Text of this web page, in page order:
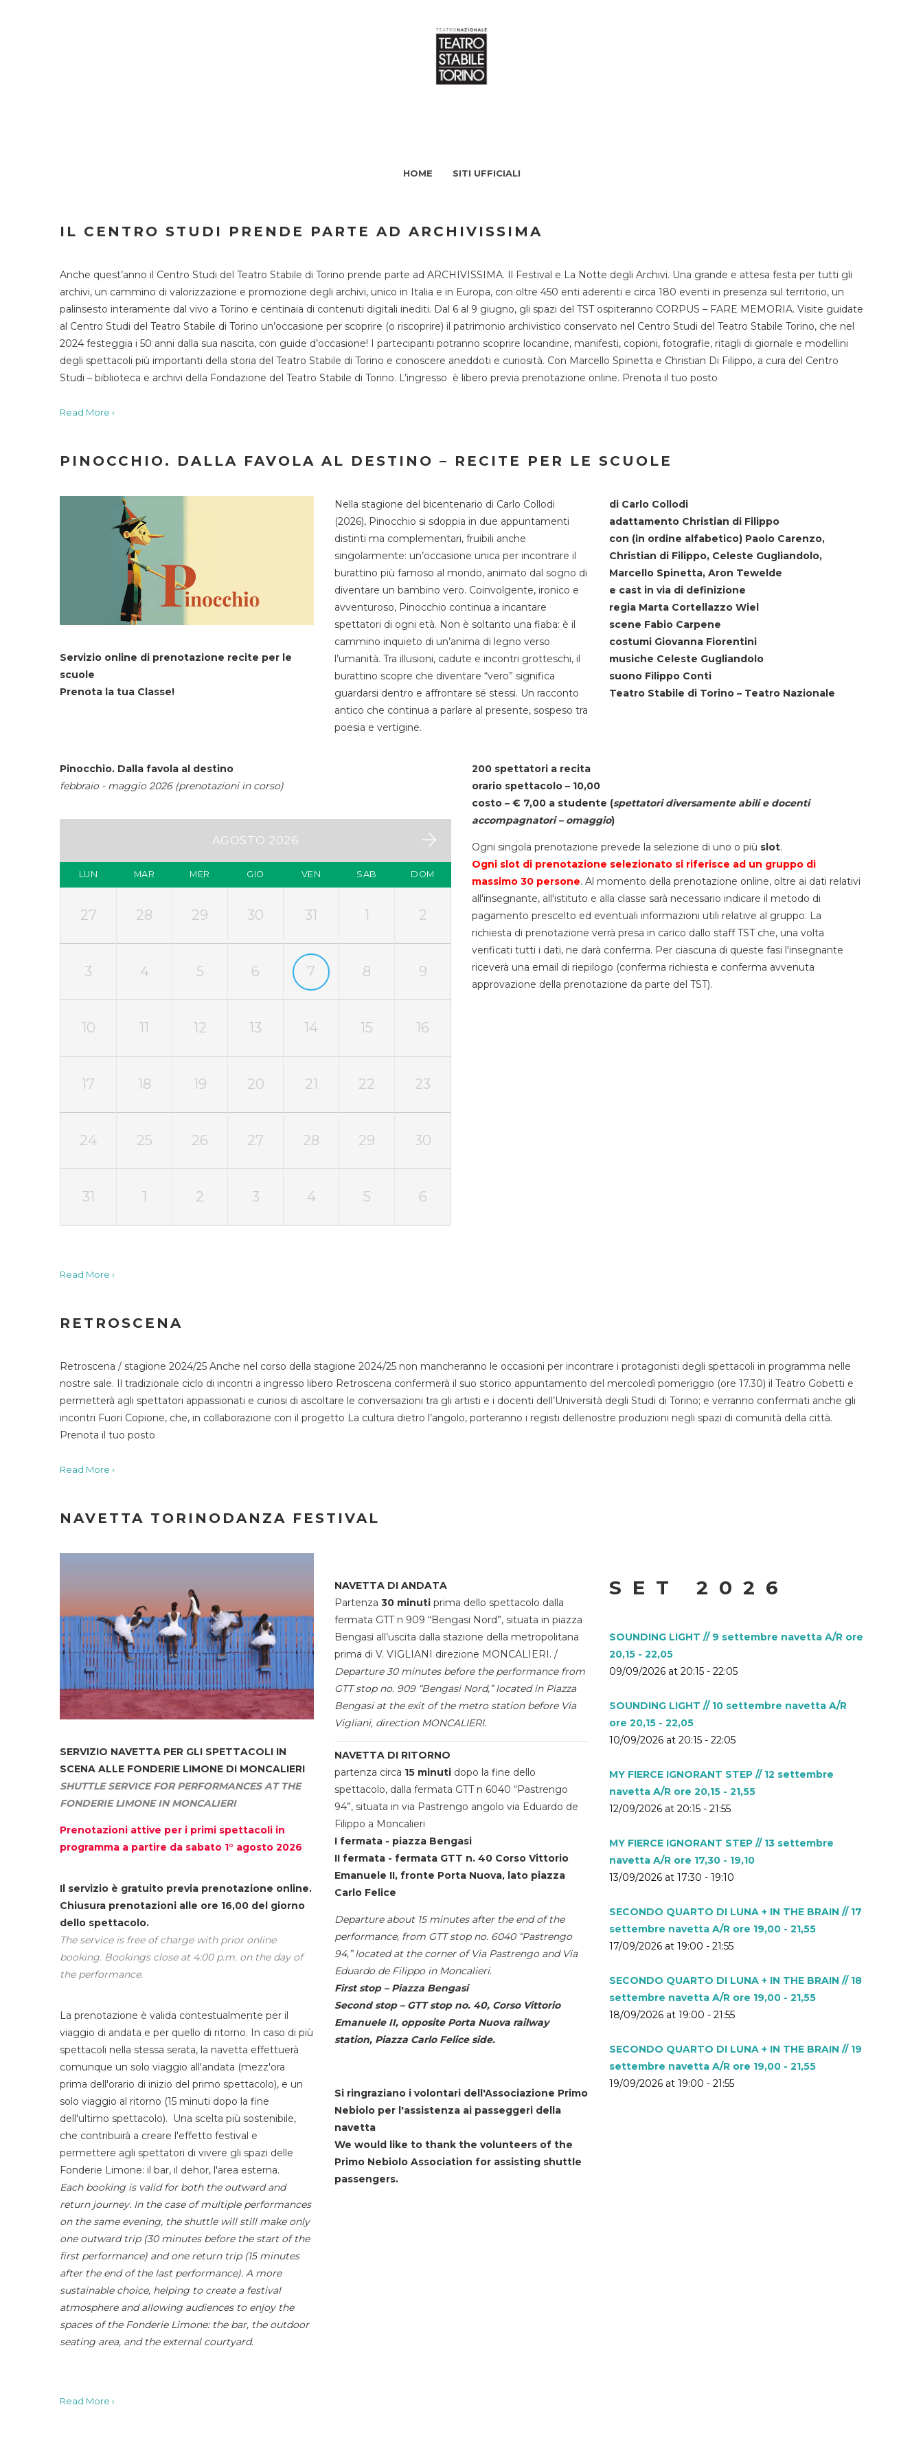
HOME SITI UFFICIALI
IL CENTRO STUDI PRENDE PARTE AD ARCHIVISSIMA
Anche quest’anno il Centro Studi del Teatro Stabile di Torino prende parte ad ARCHIVISSIMA. Il Festival e La Notte degli Archivi. Una grande e attesa festa per tutti gli
archivi, un cammino di valorizzazione e promozione degli archivi, unico in Italia e in Europa, con oltre 450 enti aderenti e circa 180 eventi in presenza sul territorio, un
palinsesto interamente dal vivo a Torino e centinaia di contenuti digitali inediti. Dal 6 al 9 giugno, gli spazi del TST ospiteranno CORPUS – FARE MEMORIA. Visite guidate
al Centro Studi del Teatro Stabile di Torino un’occasione per scoprire (o riscoprire) il patrimonio archivistico conservato nel Centro Studi del Teatro Stabile Torino, che nel
2024 festeggia i 50 anni dalla sua nascita, con guide d’occasione! I partecipanti potranno scoprire locandine, manifesti, copioni, fotografie, ritagli di giornale e modellini
degli spettacoli più importanti della storia del Teatro Stabile di Torino e conoscere aneddoti e curiosità. Con Marcello Spinetta e Christian Di Filippo, a cura del Centro
Studi – biblioteca e archivi della Fondazione del Teatro Stabile di Torino. L’ingresso è libero previa prenotazione online. Prenota il tuo posto
Read More ›
PINOCCHIO. DALLA FAVOLA AL DESTINO – RECITE PER LE SCUOLE
Servizio online di prenotazione recite per le
scuole
Prenota la tua Classe!
Nella stagione del bicentenario di Carlo Collodi
(2026), Pinocchio si sdoppia in due appuntamenti
distinti ma complementari, fruibili anche
singolarmente: un’occasione unica per incontrare il
burattino più famoso al mondo, animato dal sogno di
diventare un bambino vero. Coinvolgente, ironico e
avventuroso, Pinocchio continua a incantare
spettatori di ogni età. Non è soltanto una fiaba: è il
cammino inquieto di un’anima di legno verso
l’umanità. Tra illusioni, cadute e incontri grotteschi, il
burattino scopre che diventare “vero” significa
guardarsi dentro e affrontare sé stessi. Un racconto
antico che continua a parlare al presente, sospeso tra
poesia e vertigine.
di Carlo Collodi
adattamento Christian di Filippo
con (in ordine alfabetico) Paolo Carenzo,
Christian di Filippo, Celeste Gugliandolo,
Marcello Spinetta, Aron Tewelde
e cast in via di definizione
regia Marta Cortellazzo Wiel
scene Fabio Carpene
costumi Giovanna Fiorentini
musiche Celeste Gugliandolo
suono Filippo Conti
Teatro Stabile di Torino – Teatro Nazionale
Pinocchio. Dalla favola al destino
febbraio - maggio 2026 (prenotazioni in corso)
AGOSTO 2026
LUN MAR MER GIO VEN SAB DOM
27 28 29 30 31 1 2
3 4 5 6 7 8 9
10 11 12 13 14 15 16
17 18 19 20 21 22 23
24 25 26 27 28 29 30
31 1 2 3 4 5 6
200 spettatori a recita
orario spettacolo – 10,00
costo – € 7,00 a studente (spettatori diversamente abili e docenti
accompagnatori – omaggio)
Ogni singola prenotazione prevede la selezione di uno o più slot.
Ogni slot di prenotazione selezionato si riferisce ad un gruppo di
massimo 30 persone. Al momento della prenotazione online, oltre ai dati relativi
all'insegnante, all'istituto e alla classe sarà necessario indicare il metodo di
pagamento prescelto ed eventuali informazioni utili relative al gruppo. La
richiesta di prenotazione verrà presa in carico dallo staff TST che, una volta
verificati tutti i dati, ne darà conferma. Per ciascuna di queste fasi l'insegnante
riceverà una email di riepilogo (conferma richiesta e conferma avvenuta
approvazione della prenotazione da parte del TST).
Read More ›
RETROSCENA
Retroscena / stagione 2024/25 Anche nel corso della stagione 2024/25 non mancheranno le occasioni per incontrare i protagonisti degli spettacoli in programma nelle
nostre sale. Il tradizionale ciclo di incontri a ingresso libero Retroscena confermerà il suo storico appuntamento del mercoledì pomeriggio (ore 17.30) il Teatro Gobetti e
permetterà agli spettatori appassionati e curiosi di ascoltare le conversazioni tra gli artisti e i docenti dell’Università degli Studi di Torino; e verranno confermati anche gli
incontri Fuori Copione, che, in collaborazione con il progetto La cultura dietro l’angolo, porteranno i registi dellenostre produzioni negli spazi di comunità della città.
Prenota il tuo posto
Read More ›
NAVETTA TORINODANZA FESTIVAL
SERVIZIO NAVETTA PER GLI SPETTACOLI IN
SCENA ALLE FONDERIE LIMONE DI MONCALIERI
SHUTTLE SERVICE FOR PERFORMANCES AT THE
FONDERIE LIMONE IN MONCALIERI
Prenotazioni attive per i primi spettacoli in
programma a partire da sabato 1° agosto 2026
Il servizio è gratuito previa prenotazione online.
Chiusura prenotazioni alle ore 16,00 del giorno
dello spettacolo.
The service is free of charge with prior online
booking. Bookings close at 4:00 p.m. on the day of
the performance.
La prenotazione è valida contestualmente per il
viaggio di andata e per quello di ritorno. In caso di più
spettacoli nella stessa serata, la navetta effettuerà
comunque un solo viaggio all'andata (mezz'ora
prima dell'orario di inizio del primo spettacolo), e un
solo viaggio al ritorno (15 minuti dopo la fine
dell'ultimo spettacolo). Una scelta più sostenibile,
che contribuirà a creare l'effetto festival e
permettere agli spettatori di vivere gli spazi delle
Fonderie Limone: il bar, il dehor, l'area esterna.
Each booking is valid for both the outward and
return journey. In the case of multiple performances
on the same evening, the shuttle will still make only
one outward trip (30 minutes before the start of the
first performance) and one return trip (15 minutes
after the end of the last performance). A more
sustainable choice, helping to create a festival
atmosphere and allowing audiences to enjoy the
spaces of the Fonderie Limone: the bar, the outdoor
seating area, and the external courtyard.
NAVETTA DI ANDATA
Partenza 30 minuti prima dello spettacolo dalla
fermata GTT n 909 “Bengasi Nord”, situata in piazza
Bengasi all’uscita dalla stazione della metropolitana
prima di V. VIGLIANI direzione MONCALIERI. /
Departure 30 minutes before the performance from
GTT stop no. 909 “Bengasi Nord,” located in Piazza
Bengasi at the exit of the metro station before Via
Vigliani, direction MONCALIERI.
NAVETTA DI RITORNO
partenza circa 15 minuti dopo la fine dello
spettacolo, dalla fermata GTT n 6040 “Pastrengo
94”, situata in via Pastrengo angolo via Eduardo de
Filippo a Moncalieri
I fermata - piazza Bengasi
II fermata - fermata GTT n. 40 Corso Vittorio
Emanuele II, fronte Porta Nuova, lato piazza
Carlo Felice
Departure about 15 minutes after the end of the
performance, from GTT stop no. 6040 “Pastrengo
94,” located at the corner of Via Pastrengo and Via
Eduardo de Filippo in Moncalieri.
First stop – Piazza Bengasi
Second stop – GTT stop no. 40, Corso Vittorio
Emanuele II, opposite Porta Nuova railway
station, Piazza Carlo Felice side.
Si ringraziano i volontari dell'Associazione Primo
Nebiolo per l'assistenza ai passeggeri della
navetta
We would like to thank the volunteers of the
Primo Nebiolo Association for assisting shuttle
passengers.
SET 2026
SOUNDING LIGHT // 9 settembre navetta A/R ore
20,15 - 22,05
09/09/2026 at 20:15 - 22:05
SOUNDING LIGHT // 10 settembre navetta A/R
ore 20,15 - 22,05
10/09/2026 at 20:15 - 22:05
MY FIERCE IGNORANT STEP // 12 settembre
navetta A/R ore 20,15 - 21,55
12/09/2026 at 20:15 - 21:55
MY FIERCE IGNORANT STEP // 13 settembre
navetta A/R ore 17,30 - 19,10
13/09/2026 at 17:30 - 19:10
SECONDO QUARTO DI LUNA + IN THE BRAIN // 17
settembre navetta A/R ore 19,00 - 21,55
17/09/2026 at 19:00 - 21:55
SECONDO QUARTO DI LUNA + IN THE BRAIN // 18
settembre navetta A/R ore 19,00 - 21,55
18/09/2026 at 19:00 - 21:55
SECONDO QUARTO DI LUNA + IN THE BRAIN // 19
settembre navetta A/R ore 19,00 - 21,55
19/09/2026 at 19:00 - 21:55
Read More ›